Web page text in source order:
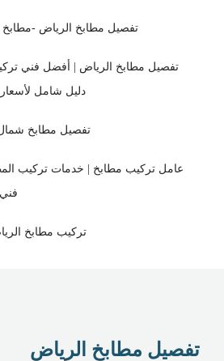
تفصيل مطابخ الرياض -
تفصيل مطابخ الرياض | أفضل فني
دليل شامل
تفصيل مطابخ شمال
عامل تركيب مطابخ | خدمات تركيب
فني
تركيب مطابخ الرياض
تفصيل مطابخ الرياض